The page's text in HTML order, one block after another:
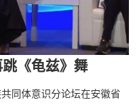
《龟兹》舞
同体意识分论坛在安徽省